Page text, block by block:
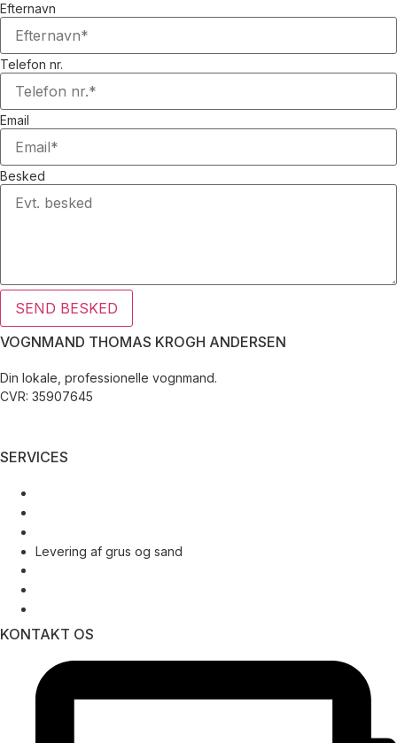
Efternavn
Telefon nr.
Email
Besked
SEND BESKED
VOGNMAND THOMAS KROGH ANDERSEN
Din lokale, professionelle vognmand.
CVR: 35907645
SERVICES
Levering af grus og sand
KONTAKT OS